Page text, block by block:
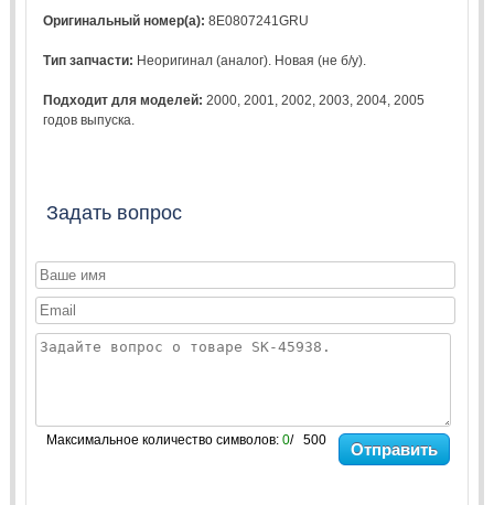
Оригинальный номер(а):8E0807241GRU
Тип запчасти: Неоригинал (аналог). Новая (не б/у).
Подходит для моделей: 2000 ,2001 ,2002 ,2003 ,2004 ,2005
годов выпуска.
Задать вопрос
Максимальное количество символов: 0/ 500 Отправить